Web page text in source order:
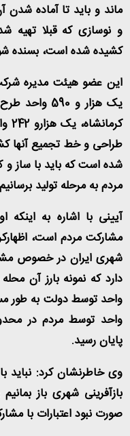
ماند و باید تا آماده
و نوسازی که قبلا
کشیده شده است، بسنده
این عضو هیئت مدیره
طراحی و خط تجمیع آنها
شده است که باید با ساز و
مردم به مرحله تولید برسانیم
آیینی با اشاره به
مشارکت مردم است،
شهری ایران در خصوص
پایان رسید.
وی خاطرنشان کرد: نباید با
بازآفرینی شهری باز
صورت نبود اعتبارات با